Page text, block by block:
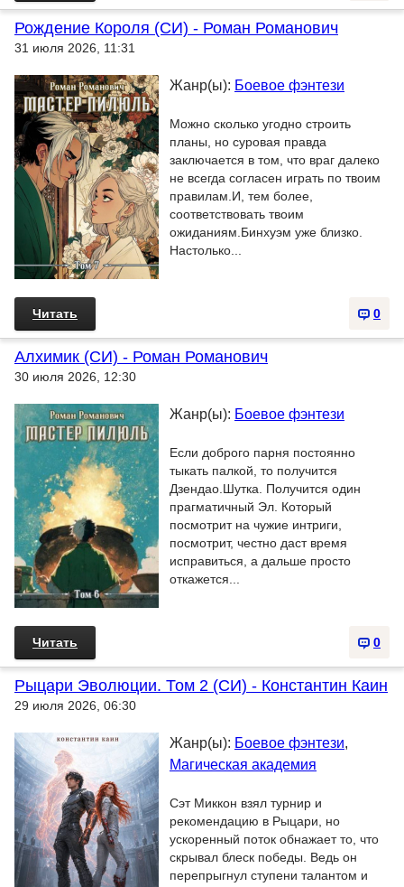
Рождение Короля (СИ) - Роман Романович
31 июля 2026, 11:31
Жанр(ы): Боевое фэнтези
Можно сколько угодно строить
планы, но суровая правда
заключается в том, что враг далеко
не всегда согласен играть по твоим
правилам.И, тем более,
соответствовать твоим
ожиданиям.Бинхуэм уже близко.
Настолько...
0
Читать
Алхимик (СИ) - Роман Романович
30 июля 2026, 12:30
Жанр(ы): Боевое фэнтези
Если доброго парня постоянно
тыкать палкой, то получится
Дзендао.Шутка. Получится один
прагматичный Эл. Который
посмотрит на чужие интриги,
посмотрит, честно даст время
исправиться, а дальше просто
откажется...
0
Читать
Рыцари Эволюции. Том 2 (СИ) - Константин Каин
29 июля 2026, 06:30
Жанр(ы): Боевое фэнтези,
Магическая академия
Сэт Миккон взял турнир и
рекомендацию в Рыцари, но
ускоренный поток обнажает то, что
скрывал блеск победы. Ведь он
перепрыгнул ступени талантом и